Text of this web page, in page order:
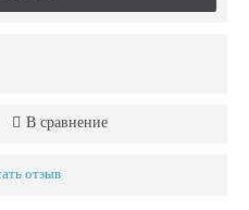
В сравнение
отзыв